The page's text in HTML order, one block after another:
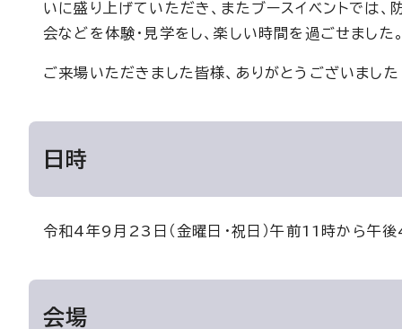
いに盛り上げていただき、またブースイベントでは、
会などを体験・見学をし、楽しい時間を過ごせました
ご来場いただきました皆様、ありがとうございまし
日時
令和4年9月23日（金曜日・祝日）午前11時から午
会場